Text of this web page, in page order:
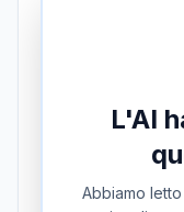
L'AI
Abbiamo